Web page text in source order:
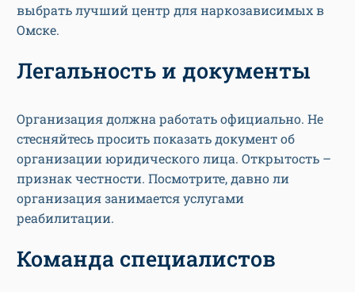
выбрать лучший центр для наркозависимых в
Омске.
Легальность и документы
Организация должна работать официально. Не
стесняйтесь просить показать документ об
организации юридического лица. Открытость –
признак честности. Посмотрите, давно ли
организация занимается услугами
реабилитации.
Команда специалистов